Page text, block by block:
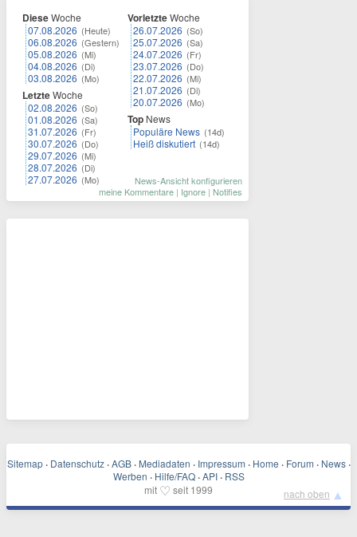
DieseWoche
07.08.2026 (Heute)
06.08.2026 (Gestern)
05.08.2026 (Mi)
04.08.2026 (Di)
03.08.2026 (Mo)
LetzteWoche
02.08.2026 (So)
01.08.2026 (Sa)
31.07.2026 (Fr)
30.07.2026 (Do)
29.07.2026 (Mi)
28.07.2026 (Di)
27.07.2026 (Mo)
VorletzteWoche
26.07.2026 (So)
25.07.2026 (Sa)
24.07.2026 (Fr)
23.07.2026 (Do)
22.07.2026 (Mi)
21.07.2026 (Di)
20.07.2026 (Mo)
Top News
Populäre News (14d)
Heiß diskutiert (14d)
News-Ansicht konfigurieren
meine Kommentare | Ignore | Notifies
Sitemap · Datenschutz · AGB · Mediadaten · Impressum · Home · Forum · News ·
Werben · Hilfe/FAQ · API · RSS
mit ♡ seit 1999 nach oben ▲